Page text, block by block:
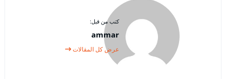
كتب من قبل:
ammar
عرض كل المقالات